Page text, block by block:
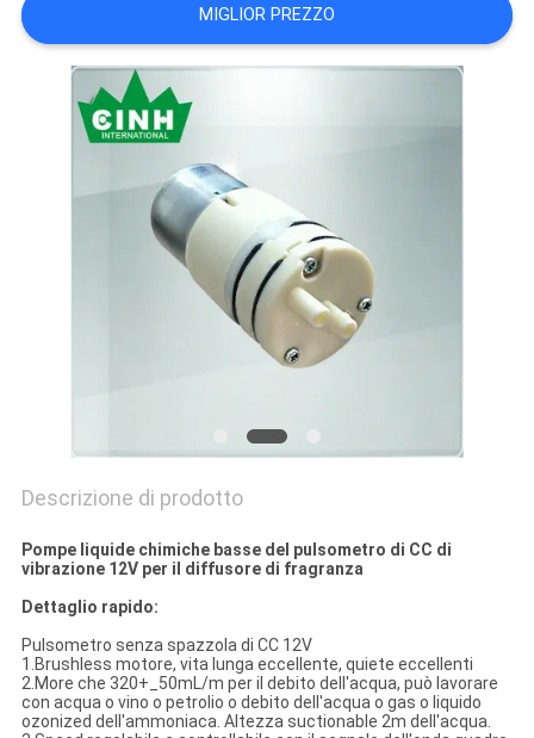
POLICY
MIGLIOR PREZZO
Descrizione di prodotto
Pompe liquide chimiche basse del pulsometro di CC di
vibrazione 12V per il diffusore di fragranza
Dettaglio rapido:
Pulsometro senza spazzola di CC 12V
1.Brushless motore, vita lunga eccellente, quiete eccellenti
2.More che 320+_50mL/m per il debito dell'acqua, può lavorare
con acqua o vino o petrolio o debito dell'acqua o gas o liquido
ozonized dell'ammoniaca. Altezza suctionable 2m dell'acqua.